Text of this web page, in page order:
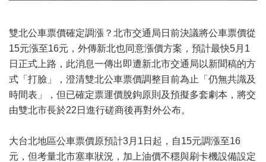
雙北公車票價確定調漲？北市交通局日前決議將公車票價從
15元漲至16元，外傳新北也同意漲價方案，預計最快5月1
日正式上路，此消息一傳出即遭新北市交通局以新聞稿的方
式「打臉」，澄清雙北公車票價調整目前為止「仍無共識及
時間表」，但已確定票運價脫鉤原則及預擬多套劇本，將交
由雙北市長於22日進行磋商後再對外公布。
大台北地區公車票價原預計3月1日起，自15元調漲至16
元，但考量北市塞車狀況，加上油價不穩與刷卡機設備設定